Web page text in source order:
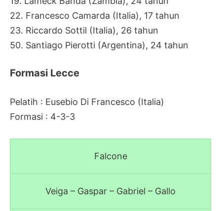
22. Francesco Camarda (Italia), 17 tahun
23. Riccardo Sottil (Italia), 26 tahun
50. Santiago Pierotti (Argentina), 24 tahun
Formasi Lecce
Pelatih : Eusebio Di Francesco (Italia)
Formasi : 4-3-3
Falcone
Veiga – Gaspar – Gabriel – Gallo